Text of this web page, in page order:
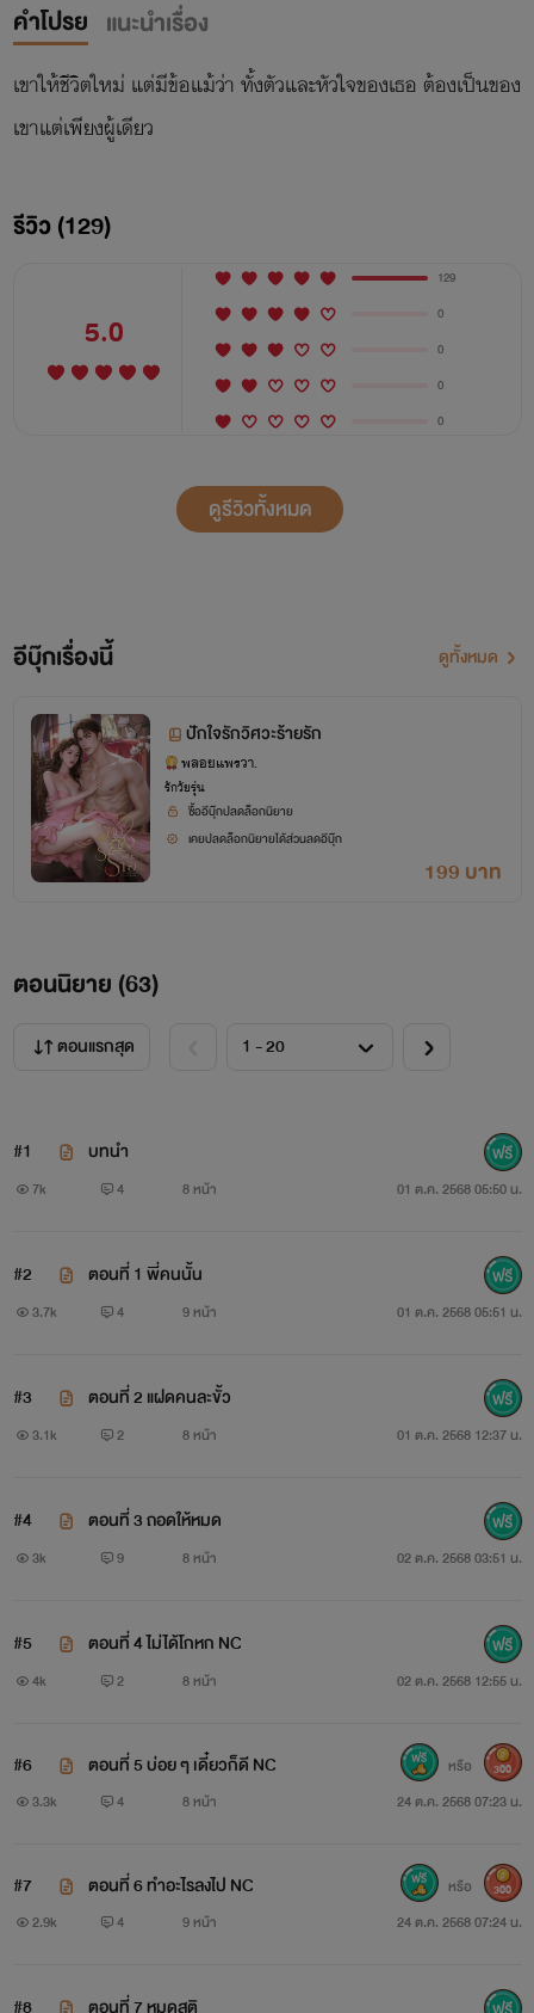
คำโปรย แนะนำเรื่อง
เขาให้ชีวิตใหม่ แต่มีข้อแม้ว่า ทั้งตัวและหัวใจของเธอ ต้องเป็นของ
เขาแต่เพียงผู้เดียว
รีวิว (129)
5.0
129
0
0
0
0
ดูรีวิวทั้งหมด
อีบุ๊กเรื่องนี้ ดูทั้งหมด
ปักใจรักวิศวะร้ายรัก
พลอยแพรวา.
รักวัยรุ่น
ซื้ออีบุ๊กปลดล็อกนิยาย
เคยปลดล็อกนิยายได้ส่วนลดอีบุ๊ก
199 บาท
ตอนนิยาย (63)
ตอนแรกสุด
#1 บทนำ
7k 4 8 หน้า 01 ต.ค. 2568 05:50 น.
#2 ตอนที่ 1 พี่คนนั้น
3.7k 4 9 หน้า 01 ต.ค. 2568 05:51 น.
#3 ตอนที่ 2 แฝดคนละขั้ว
3.1k 2 8 หน้า 01 ต.ค. 2568 12:37 น.
#4 ตอนที่ 3 ถอดให้หมด
3k 9 8 หน้า 02 ต.ค. 2568 03:51 น.
#5 ตอนที่ 4 ไม่ได้โกหก NC
4k 2 8 หน้า 02 ต.ค. 2568 12:55 น.
#6 ตอนที่ 5 บ่อย ๆ เดี๋ยวก็ดี NC
3.3k 4 8 หน้า 24 ต.ค. 2568 07:23 น.
หรือ 300
#7 ตอนที่ 6 ทำอะไรลงไป NC
2.9k 4 9 หน้า 24 ต.ค. 2568 07:24 น.
หรือ 300
#8 ตอนที่ 7 หมดสติ